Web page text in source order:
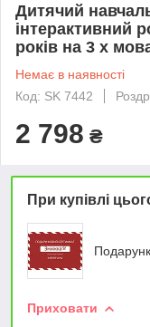
Дитячий
інтерактивний
років на 3 х
Немає в наявності
Код: SK 7442
2 798 ₴
При купівлі
Приховати